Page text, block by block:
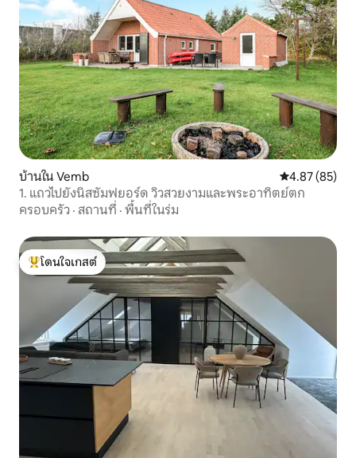
บ้านใน Vemb คะแนนเฉลี่ย
4.87 (85)
1. แถวไปยังนิสซัมฟยอร์ด วิวสวยงามและพระอาทิตย์ตก
ครอบครัว · สถานที่ · พื้นที่ในร่ม
โดนใจเกสต์ที่สุด
โดนใจเกสต์